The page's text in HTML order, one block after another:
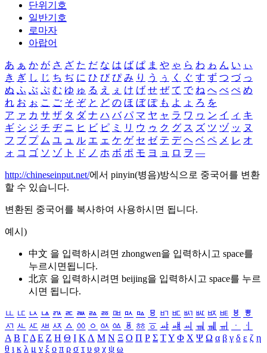
단위기호
일반기호
로마자
아랍어
あ ぁ か が さ ざ た だ な は ば ぱ ま や ゃ ら わ ゎ ん い ぃ
き ぎ し じ ち ぢ に ひ び ぴ み り う ぅ く ぐ す ず つ づ っ
ぬ ふ ぶ ぷ む ゆ ゅ る え ぇ け げ せ ぜ て で ね へ べ ぺ め
れ お ぉ こ ご そ ぞ と ど の ほ ぼ ぽ も よ ょ ろ を
ア ァ カ サ ザ タ ダ ナ ハ バ パ マ ヤ ャ ラ ワ ヮ ン イ ィ キ
ギ シ ジ チ ヂ ニ ヒ ビ ピ ミ リ ウ ゥ ク グ ス ズ ツ ヅ ッ ヌ
フ ブ プ ム ユ ュ ル エ ェ ケ ゲ セ ゼ テ デ ヘ ベ ペ メ レ オ
ォ コ ゴ ソ ゾ ト ド ノ ホ ボ ポ モ ヨ ョ ロ ヲ ―
http://chineseinput.net/에서 pinyin(병음)방식으로 중국어를 변환
할 수 있습니다.
변환된 중국어를 복사하여 사용하시면 됩니다.
예시)
中文 을 입력하시려면 zhongwen을 입력하시고 space를
누르시면됩니다.
北京 을 입력하시려면 beijing을 입력하시고 space를 누르
시면 됩니다.
ㅥ ㅦ ㅧ ㅨ ㅩ ㅪ ㅫ ㅬ ㅭ ㅮ ㅯ ㅰ ㅱ ㅲ ㅳ ㅴ ㅵ ㅶ ㅷ ㅸ
ㅹ
ㅺ ㅻ ㅼ ㅽ ㅾ ㅿ ㆀ ㆁ ㆂ ㆃ ㆄ ㆅ ㆆ ㆇ ㆈ ㆉ ㆊ ㆋ ㆌ ㆍ
ㆎ
Α Β ΓΔ Ε Ζ Η Θ Ι ΚΛ Μ Ν Ξ Ο Π Ρ Σ ΤΥ Φ Χ Ψ Ω α β γ δ ε ζ η
θ ι κ λ μ ν ξ ο π ρ σ τ υ φ χ ψ ω